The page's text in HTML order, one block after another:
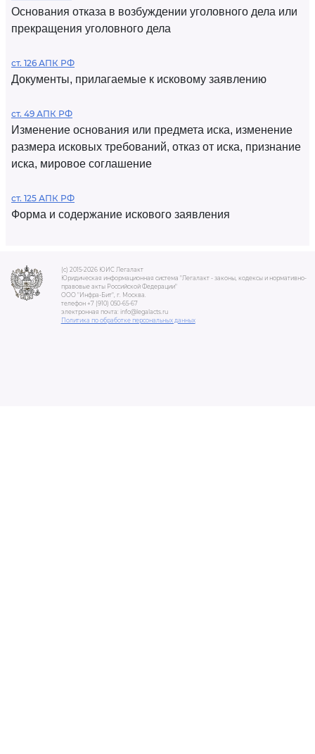
Основания отказа в возбуждении уголовного дела или
прекращения уголовного дела
ст. 126 АПК РФ
Документы, прилагаемые к исковому заявлению
ст. 49 АПК РФ
Изменение основания или предмета иска, изменение
размера исковых требований, отказ от иска, признание
иска, мировое соглашение
ст. 125 АПК РФ
Форма и содержание искового заявления
(c) 2015-2026 ЮИС Легалакт
Юридическая информационная система "Легалакт - законы, кодексы и нормативно-
правовые акты Российской Федерации"
ООО "Инфра-Бит", г. Москва.
телефон +7 (910) 050-65-67
электронная почта: info@legalacts.ru
Политика по обработке персональных данных